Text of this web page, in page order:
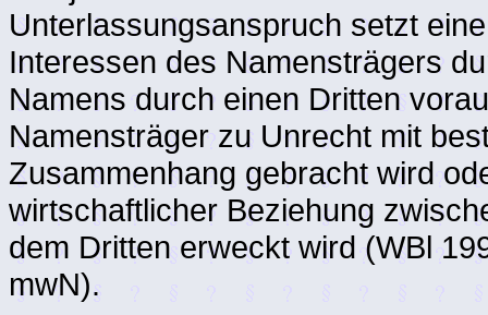
Unterlassungsanspruch setzt
Interessen des Namensträgers
Namens durch einen Dritten
Namensträger zu Unrecht mit
Zusammenhang gebracht wird
wirtschaftlicher Beziehung
dem Dritten erweckt wird (WBl
mwN).